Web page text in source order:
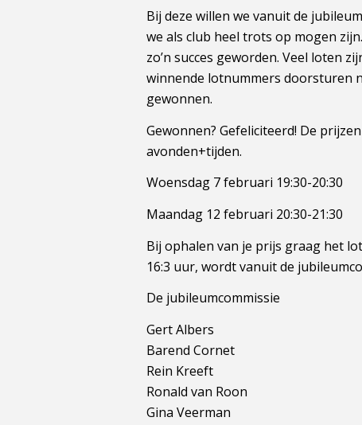
Bij deze willen we vanuit de
we als club heel trots op mogen
zo’n succes geworden. Veel loten
winnende lotnummers doorsturen
gewonnen.
Gewonnen? Gefeliciteerd! De
avonden+tijden.
Woensdag 7 februari 19:30-20:30
Maandag 12 februari 20:30-21:30
Bij ophalen van je prijs graag het
16:3 uur, wordt vanuit de
De jubileumcommissie
Gert Albers
Barend Cornet
Rein Kreeft
Ronald van Roon
Gina Veerman